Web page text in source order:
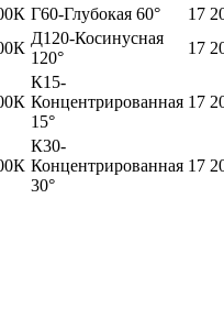
Г60-Глубокая 60°
17
Д120-Косинусная
120°
17
К15-
Концентрированная
15°
17
К30-
Концентрированная
30°
17